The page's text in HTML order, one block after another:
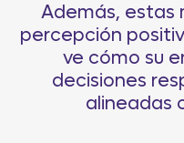
Además, estas
percepción
ve cómo su
decisiones
alineadas